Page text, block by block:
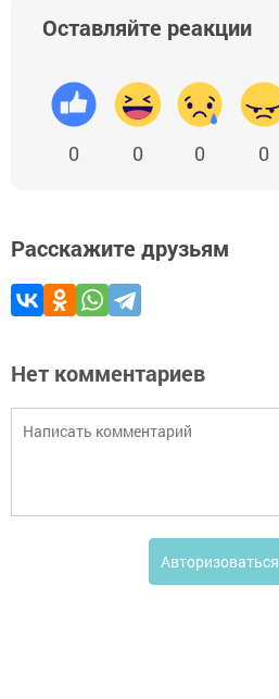
Оставляйте реакции
0 0 0 0
Расскажите друзьям
Нет комментариев
Авторизоваться